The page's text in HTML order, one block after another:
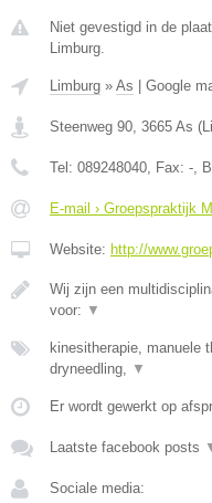
Niet gevestigd in de
Limburg.
Limburg » As Google
Steenweg 90, 3665 As (
Tel: 089248040, Fax: -,
E-mail › Groepspraktijk
Website: http://
Wij zijn een
voor: ▼
kinesitherapie, manuele
dryneedling, ▼
Er wordt gewerkt op
Laatste facebook posts
Sociale media: